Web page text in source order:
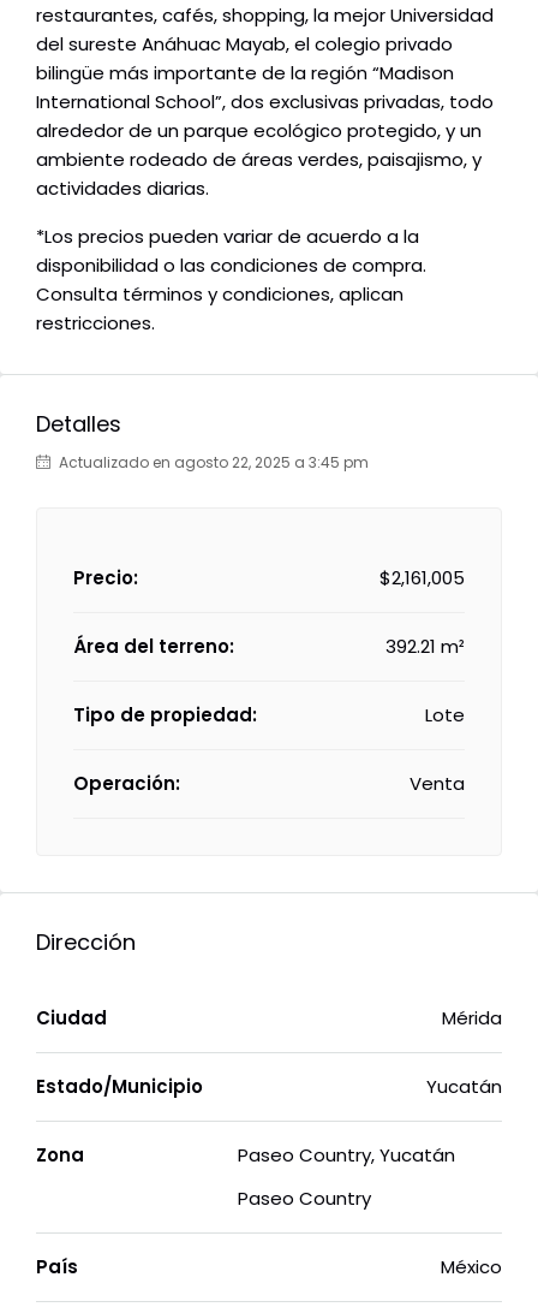
restaurantes, cafés, shopping, la mejor Universidad
del sureste Anáhuac Mayab, el colegio privado
bilingüe más importante de la región “Madison
International School”, dos exclusivas privadas, todo
alrededor de un parque ecológico protegido, y un
ambiente rodeado de áreas verdes, paisajismo, y
actividades diarias.
*Los precios pueden variar de acuerdo a la
disponibilidad o las condiciones de compra.
Consulta términos y condiciones, aplican
restricciones.
Detalles
Actualizado en agosto 22, 2025 a 3:45 pm
Precio: $2,161,005
Área del terreno: 392.21 m²
Tipo de propiedad: Lote
Operación: Venta
Dirección
Ciudad Mérida
Estado/Municipio Yucatán
Zona
Paseo Country, Yucatán
Paseo Country
País México